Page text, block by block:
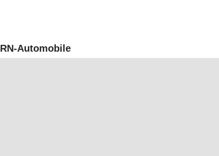
RN-Automobile